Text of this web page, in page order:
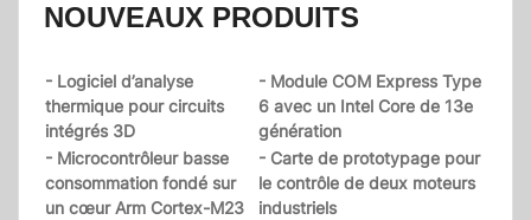
NOUVEAUX PRODUITS
- Logiciel d’analyse
thermique pour circuits
intégrés 3D
- Module COM Express Type
6 avec un Intel Core de 13e
génération
- Microcontrôleur basse
consommation fondé sur
un cœur Arm Cortex-M23
- Carte de prototypage pour
le contrôle de deux moteurs
industriels